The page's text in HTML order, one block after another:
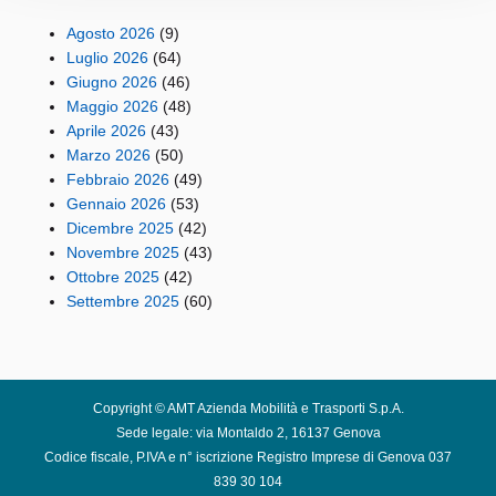
Agosto 2026 (9)
Luglio 2026 (64)
Giugno 2026 (46)
Maggio 2026 (48)
Aprile 2026 (43)
Marzo 2026 (50)
Febbraio 2026 (49)
Gennaio 2026 (53)
Dicembre 2025 (42)
Novembre 2025 (43)
Ottobre 2025 (42)
Settembre 2025 (60)
Copyright © AMT Azienda Mobilità e Trasporti S.p.A.
Sede legale: via Montaldo 2, 16137 Genova
Codice fiscale, P.IVA e n° iscrizione Registro Imprese di Genova 037
839 30 104